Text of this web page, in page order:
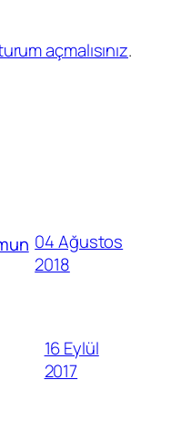
açmalısınız.
04 Ağustos
2018
16 Eylül
2017